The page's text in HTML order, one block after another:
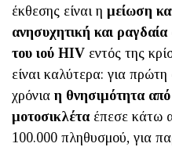
έκθεσης είναι η μείωση
ανησυχητική και
του ιού ΗΙV εντός της
είναι καλύτερα: για
χρόνια η θνησιμότητα
μοτοσικλέταέπεσε κάτω
100.000 πληθυσμού, για